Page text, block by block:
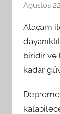
Ağustos
Alaçam
biridir ve
kadar
Depreme